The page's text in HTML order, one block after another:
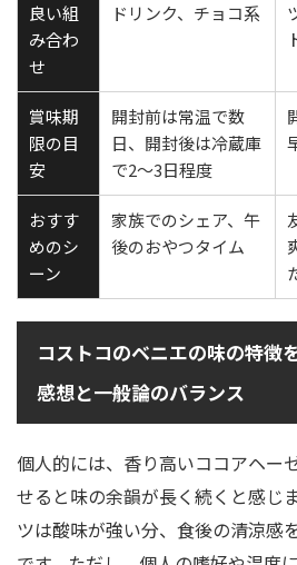
良い組
み合わ
せ
ドリンク、チョコ系
賞味期
限の目
安
開封前は常温で数
日、開封後は冷蔵庫
で2〜3日程度
おすす
めのシ
ーン
家族でのシェア、午
後のおやつタイム
コストコのベニエの味の特徴
感想と一般論のバランス
個人的には、香り高いココアヘー
せると味の余韻が長く続くと感じ
ツは酸味が強い分、食後の清涼感